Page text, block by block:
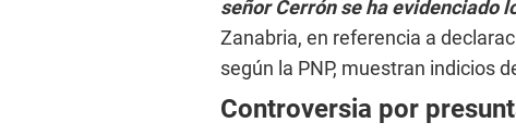
señor Cerrón se ha evidenciado
Zanabria, en referencia a
según la PNP, muestran indicios
Controversia por